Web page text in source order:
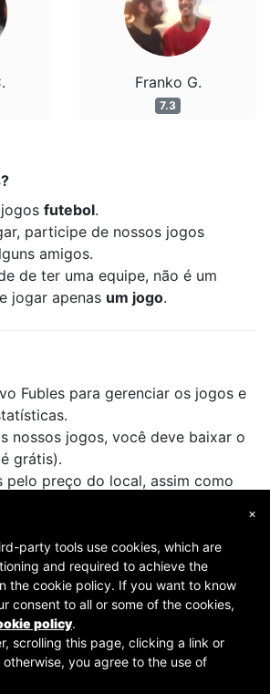
Franko G.
7.3
futebol.
participe de nossos jogos
amigos.
de ter uma equipe, não é um
jogar apenas um jogo.
Fubles para gerenciar os jogos e
nossos jogos, você deve baixar o
grátis).
pelo preço do local, assim como
Via Disciplini 18, 20123 Milano - CF/P.IVA 06769730968 - Capitale
×
party tools use cookies, which are
and required to achieve the
the cookie policy. If you want to know
consent to all or some of the cookies,
policy.
scrolling this page, clicking a link or
you agree to the use of